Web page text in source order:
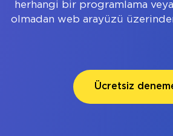
herhangi bir programlama
olmadan web arayüzü
Ücretsiz